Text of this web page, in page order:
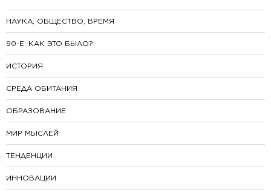
НАУКА, ОБЩЕСТВО, ВРЕМЯ
90-E: КАК ЭТО БЫЛО?
ИСТОРИЯ
СРЕДА ОБИТАНИЯ
ОБРАЗОВАНИЕ
МИР МЫСЛЕЙ
ТЕНДЕНЦИИ
ИННОВАЦИИ